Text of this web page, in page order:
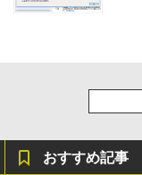
おすすめ記事